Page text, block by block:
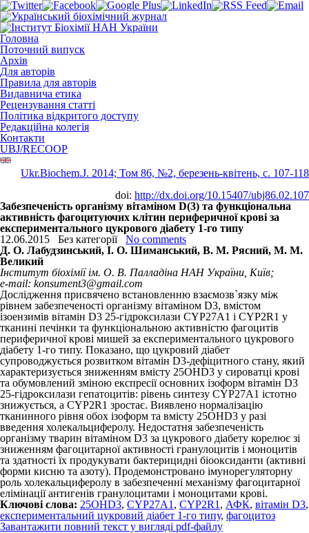
Головна
Поточний випуск
Архів
Для авторів
Правила для авторів
Видавнича етика
Рецензування статті
Політика відкритого доступу
Редакційна колегія
Контакти
UBJ/RECOOP
Ukr.Biochem.J. 2014; Том 86, №2, березень-квітень, c. 107-118
doi: http://dx.doi.org/10.15407/ubj86.02.107
Забезпеченість організму вітаміном D(3) та функціональна
активність фагоцитуючих клітин периферичної крові за
експериментального цукрового діабету 1-го типу
12.06.2015
Без категорії
No comments
Д. О. Лабудзинський, І. О. Шиманський, В. М. Рясний, М. М.
Великий
Інститут біохімії ім. О. В. Палладіна НАН України, Київ;
e-mail: konsument3@gmail.com
Дослідження присвячено встановленню взаємозв`язку між
рівнем забезпеченості організму вітаміном D3, вмістом
ізоензимів вітамін D3 25-гідроксилази CYP27A1 і CYP2R1 у
тканині печінки та функціональною активністю фагоцитів
периферичної крові мишей за експериментального цукрового
діабету 1-го типу. Показано, що цукровий діабет
супроводжується розвитком вітамін D3-дефіцитного стану, який
характеризується зниженням вмісту 25ОНD3 у сироватці крові
та обумовлений зміною експресії основних ізоформ вітамін D3
25-гідроксилази гепатоцитів: рівень синтезу CYP27A1 істотно
знижується, а CYP2R1 зростає. Виявлено нормалізацію
тканинного рівня обох ізоформ та вмісту 25ОНD3 у разі
введення холекальциферолу. Недостатня забезпеченість
організму тварин вітаміном D3 за цукрового діабету корелює зі
зниженням фагоцитарної активності гранулоцитів і моноцитів
та здатності їх продукувати бактерицидні біооксиданти (активні
форми кисню та азоту). Продемонстровано імунорегуляторну
роль холекальциферолу в забезпеченні механізму фагоцитарної
елімінації антигенів гранулоцитами і моноцитами крові.
Ключові слова: 25OHD3, CYP27A1 , CYP2R1 , АФК, вітамін D3,
експериментальний цукровий діабет 1-го типу, фагоцитоз
Завантажити повний текст у вигляді pdf-файлу